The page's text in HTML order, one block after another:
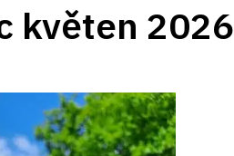
květen 2026